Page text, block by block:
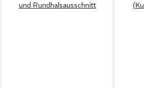
und Rundhalsausschnitt